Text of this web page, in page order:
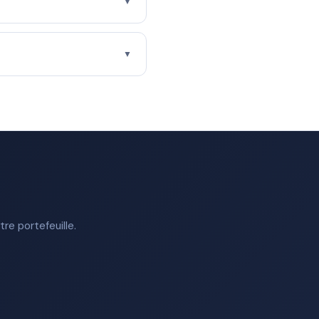
▼
portefeuille.